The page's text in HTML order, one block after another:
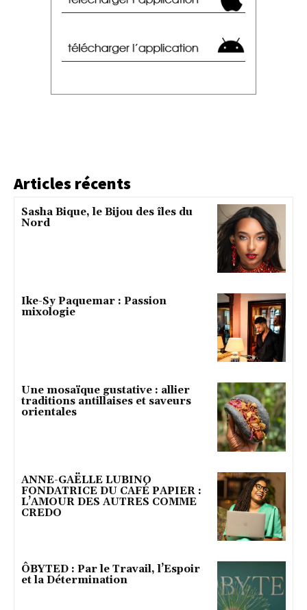
Articles récents
Sasha Bique, le Bijou des îles du
Nord
Ike-Sy Paquemar : Passion
mixologie
Une mosaïque gustative : allier
traditions antillaises et saveurs
orientales
ANNE-GAËLLE LUBINO
FONDATRICE DU CAFÉ PAPIER :
L’AMOUR DES AUTRES COMME
CREDO
ÔBYTED : Par le Travail, l’Espoir
et la Détermination